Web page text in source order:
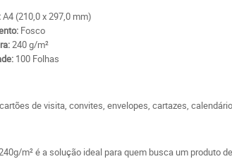
A4 (210,0 x 297,0 mm)
Fosco
240 g/m²
100 Folhas
de visita, convites, envelopes, cartazes,
m² é a solução ideal para quem busca um produto